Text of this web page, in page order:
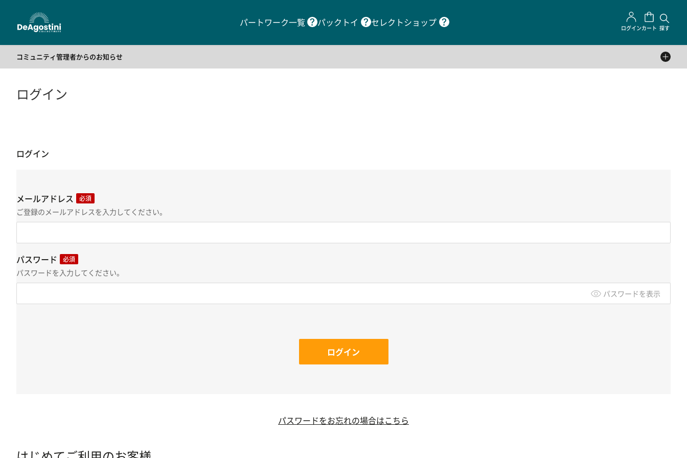
パートワーク一覧 パックトイ セレクトショップ ログインカート 探す
コミュニティ管理者からのお知らせ
2025/05/01
ログイン
ログイン
メールアドレス 必須
ご登録のメールアドレスを入力してください。
パスワード 必須
パスワードを表示
パスワードを入力してください。
ログイン
パスワードをお忘れの場合はこちら